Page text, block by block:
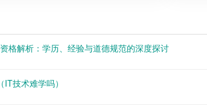
格解析：学历、经验与道德规范的深度探讨
技术难学吗）